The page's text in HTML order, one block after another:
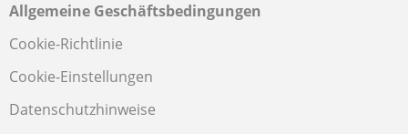
Allgemeine Geschäftsbedingungen
Cookie-Richtlinie
Cookie-Einstellungen
Datenschutzhinweise